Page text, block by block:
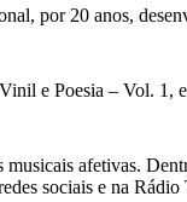
por 20 anos,
e Poesia – Vol. 1,
afetivas.
sociais e na